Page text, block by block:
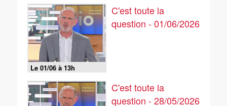
Le 01/06 à 13h
C'est toute la
question - 01/06/2026
C'est toute la
question - 28/05/2026